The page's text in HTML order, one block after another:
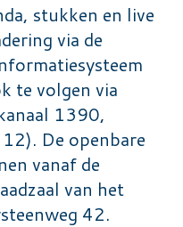
stukken en live
via de
te volgen via
1390,
De openbare
vanaf de
van het
42.